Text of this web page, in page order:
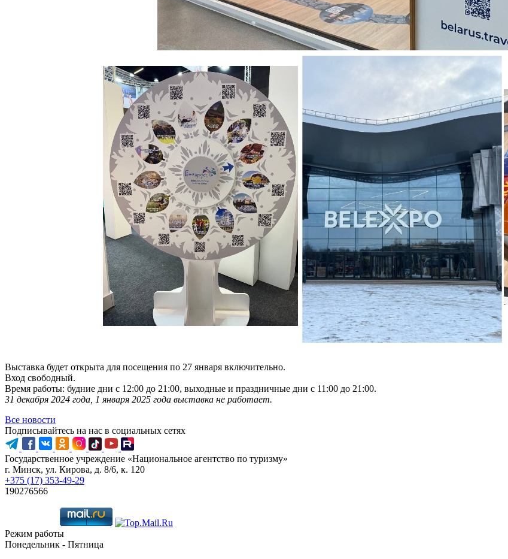
Выставка будет открыта для посещения по 27 января включительно.
Вход свободный.
Время работы: будние дни с 12:00 до 21:00, выходные и праздничные дни с 11:00 до 21:00.
31 декабря 2024 года, 1 января 2025 года выставка не работает.
Все новости
Подписывайтесь на нас в социальных сетях
Государственное учреждение «Национальное агентство по туризму»
г. Минск, ул. Кирова, д. 8/6, к. 120
+375 (17) 353-49-29
190276566
Режим работы
Понедельник - Пятница